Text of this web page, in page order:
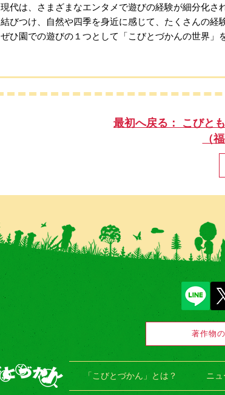
現代は、さまざまなエンタメで遊びの経験が細分化さ
結びつけ、自然や四季を身近に感じて、たくさんの経
ぜひ園での遊びの１つとして「こびとづかんの世界」
最初へ戻る： こびと
（
著作物
「こびとづかん」とは？ ニュ